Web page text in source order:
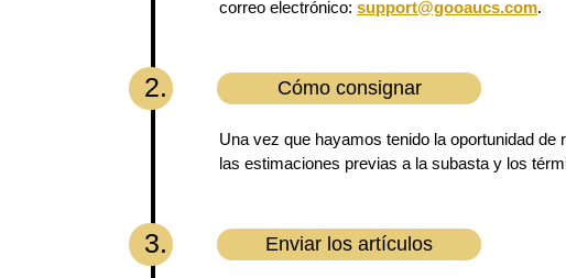
correo electrónico: support@gooaucs.com.
2. Cómo consignar
Una vez que hayamos tenido la oportunidad
las estimaciones previas a la subasta y los
3. Enviar los artículos